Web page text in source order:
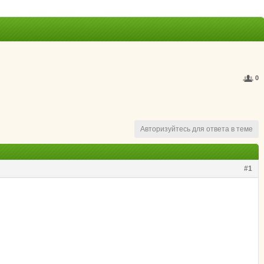
0
Авторизуйтесь для ответа в теме
#1